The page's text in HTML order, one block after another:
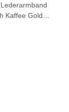
Kaffee Gold
. M01693